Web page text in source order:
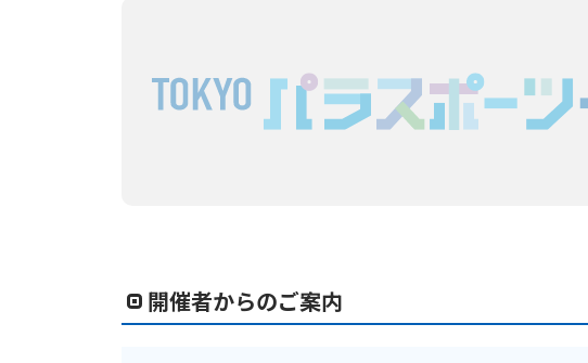
開催者からのご案内